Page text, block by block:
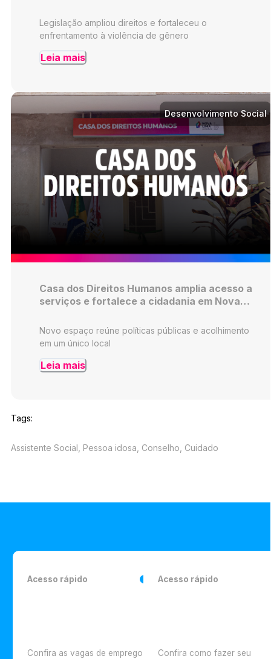
Legislação ampliou direitos e fortaleceu o
enfrentamento à violência de gênero
Leia mais
Desenvolvimento Social
Casa dos Direitos Humanos amplia acesso a
serviços e fortalece a cidadania em Nova
Novo espaço reúne políticas públicas e acolhimento
em um único local
Leia mais
Tags:
Assistente Social, Pessoa idosa, Conselho, Cuidado
Acesso rápido
Confira as vagas de emprego
Acesso rápido
Confira como fazer seu